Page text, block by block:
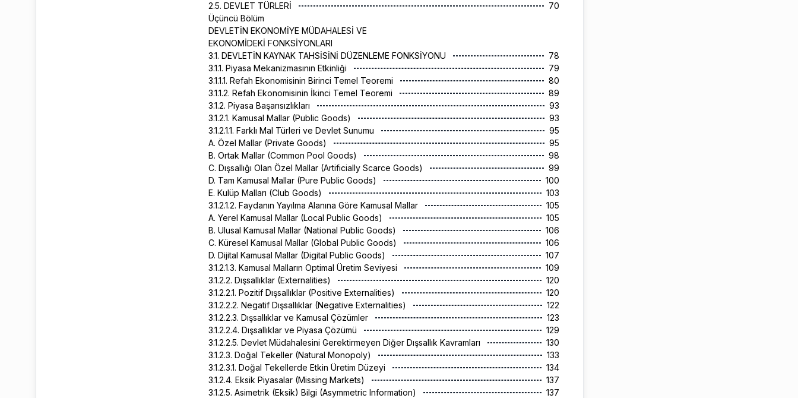
2.5. DEVLET TÜRLERİ
70
Üçüncü Bölüm
DEVLETİN EKONOMİYE MÜDAHALESİ VE
EKONOMİDEKİ FONKSİYONLARI
3.1. DEVLETİN KAYNAK TAHSİSİNİ DÜZENLEME FONKSİYONU
78
3.1.1. Piyasa Mekanizmasının Etkinliği
79
3.1.1.1. Refah Ekonomisinin Birinci Temel Teoremi
80
3.1.1.2. Refah Ekonomisinin İkinci Temel Teoremi
89
3.1.2. Piyasa Başarısızlıkları
93
3.1.2.1. Kamusal Mallar (Public Goods)
93
3.1.2.1.1. Farklı Mal Türleri ve Devlet Sunumu
95
A. Özel Mallar (Private Goods)
95
B. Ortak Mallar (Common Pool Goods)
98
C. Dışsallığı Olan Özel Mallar (Artificially Scarce Goods)
99
D. Tam Kamusal Mallar (Pure Public Goods)
100
E. Kulüp Malları (Club Goods)
103
3.1.2.1.2. Faydanın Yayılma Alanına Göre Kamusal Mallar
105
A. Yerel Kamusal Mallar (Local Public Goods)
105
B. Ulusal Kamusal Mallar (National Public Goods)
106
C. Küresel Kamusal Mallar (Global Public Goods)
106
D. Dijital Kamusal Mallar (Digital Public Goods)
107
3.1.2.1.3. Kamusal Malların Optimal Üretim Seviyesi
109
3.1.2.2. Dışsallıklar (Externalities)
120
3.1.2.2.1. Pozitif Dışsallıklar (Positive Externalities)
120
3.1.2.2.2. Negatif Dışsallıklar (Negative Externalities)
122
3.1.2.2.3. Dışsallıklar ve Kamusal Çözümler
123
3.1.2.2.4. Dışsallıklar ve Piyasa Çözümü
129
3.1.2.2.5. Devlet Müdahalesini Gerektirmeyen Diğer Dışsallık Kavramları
130
3.1.2.3. Doğal Tekeller (Natural Monopoly)
133
3.1.2.3.1. Doğal Tekellerde Etkin Üretim Düzeyi
134
3.1.2.4. Eksik Piyasalar (Missing Markets)
137
3.1.2.5. Asimetrik (Eksik) Bilgi (Asymmetric Information)
137